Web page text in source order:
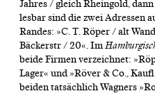
Jahres / gleich Rheingold,
lesbar sind die zwei Adressen
Randes: »C. T. Röper / alt
Bäckerstr / 20«. Im
beide Firmen verzeichnet:
Lager« und »Röver & Co.,
beiden tatsächlich Wagners